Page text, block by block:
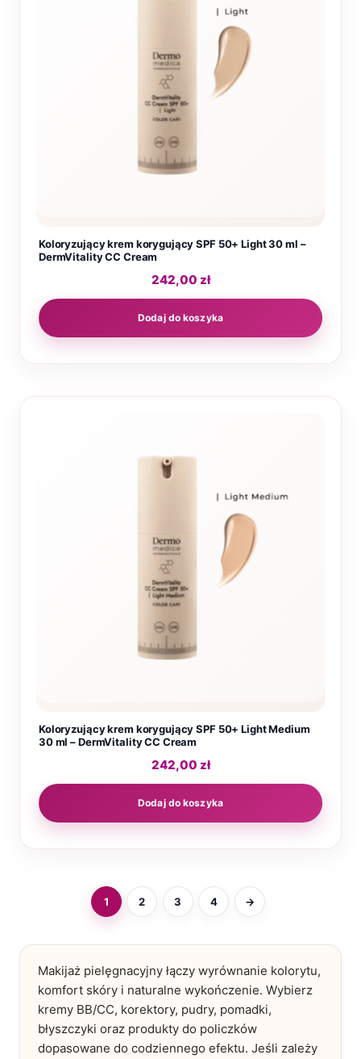
Koloryzujący krem korygujący SPF 50+ Light 30 ml –
DermVitality CC Cream
242,00 zł
Dodaj do koszyka
Koloryzujący krem korygujący SPF 50+ Light Medium
30 ml – DermVitality CC Cream
242,00 zł
Dodaj do koszyka
1 2 3 4 →
Makijaż pielęgnacyjny łączy wyrównanie kolorytu,
komfort skóry i naturalne wykończenie. Wybierz
kremy BB/CC, korektory, pudry, pomadki,
błyszczyki oraz produkty do policzków
dopasowane do codziennego efektu. Jeśli zależy